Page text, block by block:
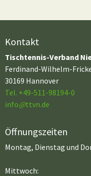
Kontakt
Tischtennis-Verband
Ferdinand-Wilhelm-
30169 Hannover
Tel. +49-511-98194-0
info@ttvn.de
Öffnungszeiten
Montag, Dienstag und
Mittwoch: